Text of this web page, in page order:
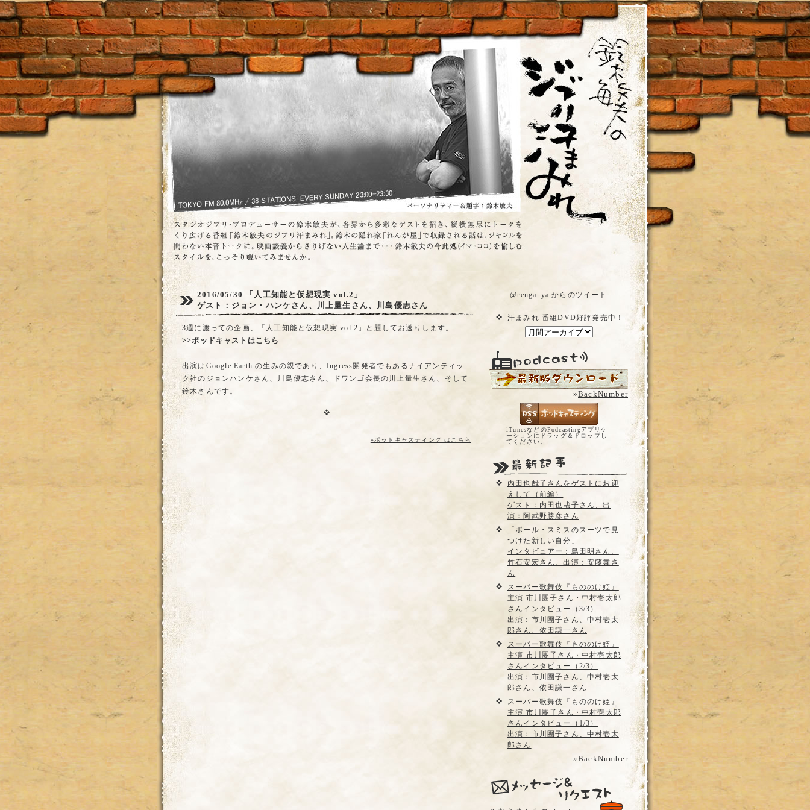
2016/05/30
「人工知能と仮想現実 vol.2」
ゲスト：ジョン・ハンケさん、川上量生さん、川島優志さん
3週に渡っての企画、「人工知能と仮想現実 vol.2」と題してお送りします。
>>ポッドキャストはこちら
出演はGoogle Earth の生みの親であり、Ingress開発者でもあるナイアンティッ
ク社のジョンハンケさん、川島優志さん、ドワンゴ会長の川上量生さん、そして
鈴木さんです。
»ポッドキャスティング はこちら
@renga_ya からのツイート
汗まみれ 番組DVD好評発売中！
»BackNumber
iTunesなどのPodcastingアプリケ
ーションにドラッグ＆ドロップし
てください。
内田也哉子さんをゲストにお迎
えして（前編）
ゲスト：内田也哉子さん、出
演：阿武野勝彦さん
「ポール・スミスのスーツで見
つけた新しい自分」
インタビュアー：島田明さん、
竹石安宏さん、出演：安藤舞さ
ん
スーパー歌舞伎『もののけ姫』
主演 市川團子さん・中村壱太郎
さんインタビュー（3/3）
出演：市川團子さん、中村壱太
郎さん、依田謙一さん
スーパー歌舞伎『もののけ姫』
主演 市川團子さん・中村壱太郎
さんインタビュー（2/3）
出演：市川團子さん、中村壱太
郎さん、依田謙一さん
スーパー歌舞伎『もののけ姫』
主演 市川團子さん・中村壱太郎
さんインタビュー（1/3）
出演：市川團子さん、中村壱太
郎さん
»BackNumber